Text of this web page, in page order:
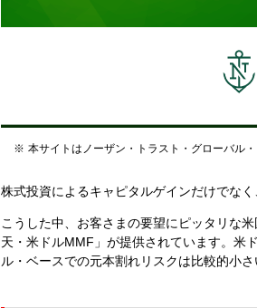
本サイトはノーザン・トラスト・グローバル
株式投資によるキャピタルゲインだけでな
こうした中、お客さまの要望にピッタリな
天・米ドルMMF」が提供されています。米
ル・ベースでの元本割れリスクは比較的小